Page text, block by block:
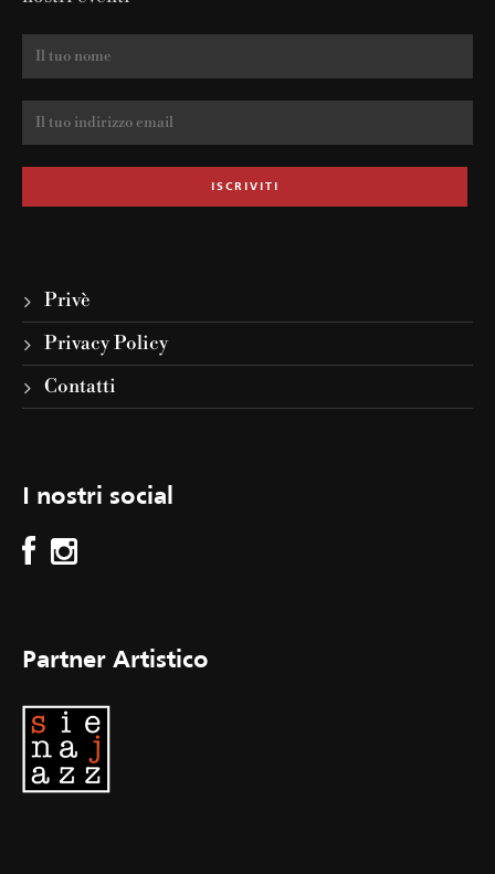
Privè
Privacy Policy
Contatti
I nostri social
Partner Artistico